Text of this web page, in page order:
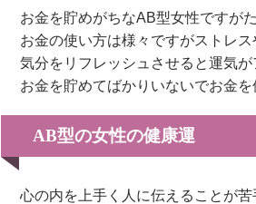
お金を貯めがちなAB型女性ですが
お金の使い方は様々ですがストレ
気分をリフレッシュさせると運気
お金を貯めてばかりいないでお金を
AB型の女性の健康運
心の内を上手く人に伝えることが